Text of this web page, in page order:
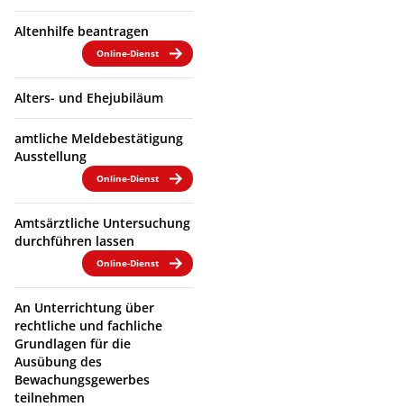
Altenhilfe beantragen
Online-Dienst
Alters- und Ehejubiläum
amtliche Meldebestätigung
Ausstellung
Online-Dienst
Amtsärztliche Untersuchung
durchführen lassen
Online-Dienst
An Unterrichtung über
rechtliche und fachliche
Grundlagen für die
Ausübung des
Bewachungsgewerbes
teilnehmen